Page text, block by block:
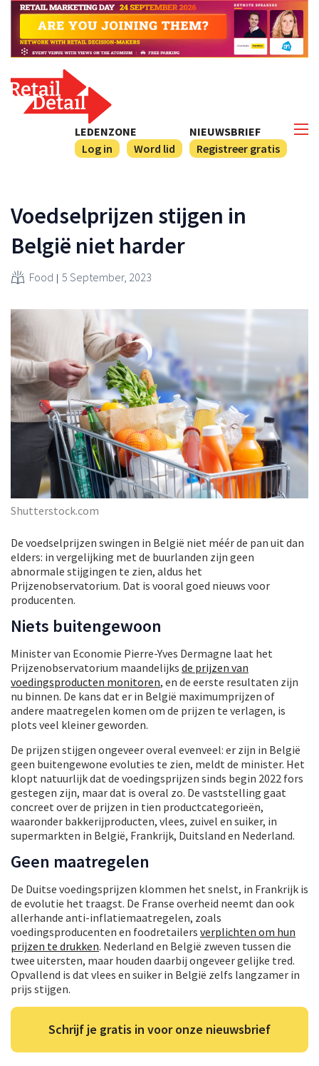
NIEUWSBRIEF
Registreer gratis
LEDENZONE
Log in
Word lid
Voedselprijzen stijgen in
België niet harder
Food 5 September, 2023
Shutterstock.com
De voedselprijzen swingen in België niet méér de pan uit dan
elders: in vergelijking met de buurlanden zijn geen
abnormale stijgingen te zien, aldus het
Prijzenobservatorium. Dat is vooral goed nieuws voor
producenten.
Niets buitengewoon
Minister van Economie Pierre-Yves Dermagne laat het
Prijzenobservatorium maandelijks de prijzen van
voedingsproducten monitoren, en de eerste resultaten zijn
nu binnen. De kans dat er in België maximumprijzen of
andere maatregelen komen om de prijzen te verlagen, is
plots veel kleiner geworden.
De prijzen stijgen ongeveer overal evenveel: er zijn in België
geen buitengewone evoluties te zien, meldt de minister. Het
klopt natuurlijk dat de voedingsprijzen sinds begin 2022 fors
gestegen zijn, maar dat is overal zo. De vaststelling gaat
concreet over de prijzen in tien productcategorieën,
waaronder bakkerijproducten, vlees, zuivel en suiker, in
supermarkten in België, Frankrijk, Duitsland en Nederland.
Geen maatregelen
De Duitse voedingsprijzen klommen het snelst, in Frankrijk is
de evolutie het traagst. De Franse overheid neemt dan ook
allerhande anti-inflatiemaatregelen, zoals
voedingsproducenten en foodretailers verplichten om hun
prijzen te drukken. Nederland en België zweven tussen die
twee uitersten, maar houden daarbij ongeveer gelijke tred.
Opvallend is dat vlees en suiker in België zelfs langzamer in
prijs stijgen.
Schrijf je gratis in voor onze nieuwsbrief